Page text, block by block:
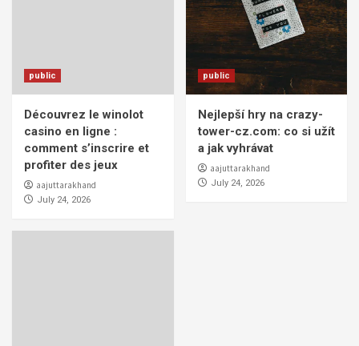
public
Découvrez le winolot
casino en ligne :
comment s’inscrire et
profiter des jeux
aajuttarakhand
July 24, 2026
public
Nejlepší hry na crazy-
tower-cz.com: co si užít
a jak vyhrávat
aajuttarakhand
July 24, 2026